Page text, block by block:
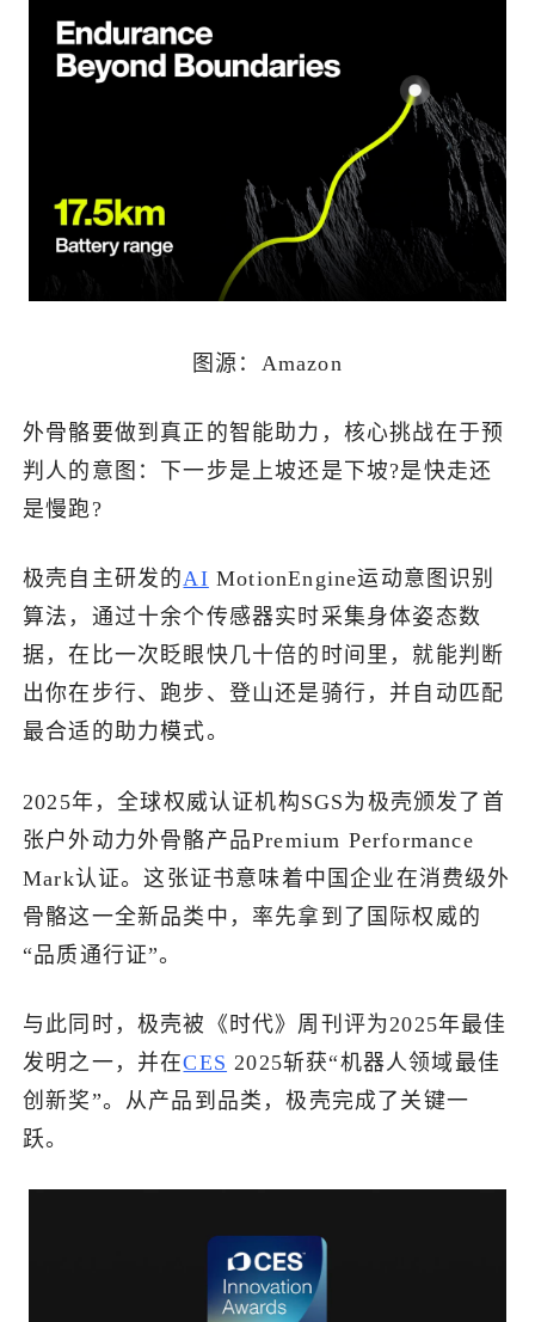
图源：Amazon
外骨骼要做到真正的智能助力，核心挑战在于预
判人的意图：下一步是上坡还是下坡?是快走还
是慢跑?
极壳自主研发的AI MotionEngine运动意图识别
算法，通过十余个传感器实时采集身体姿态数
据，在比一次眨眼快几十倍的时间里，就能判断
出你在步行、跑步、登山还是骑行，并自动匹配
最合适的助力模式。
2025年，全球权威认证机构SGS为极壳颁发了首
张户外动力外骨骼产品Premium Performance
Mark认证。这张证书意味着中国企业在消费级外
骨骼这一全新品类中，率先拿到了国际权威的
“品质通行证”。
与此同时，极壳被《时代》周刊评为2025年最佳
发明之一，并在CES 2025斩获“机器人领域最佳
创新奖”。从产品到品类，极壳完成了关键一
跃。